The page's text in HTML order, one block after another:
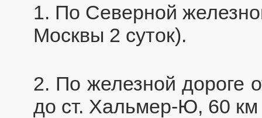
1. По Северной
Москвы 2 суток).
2. По железной дороге
до ст. Хальмер-Ю, 60 км